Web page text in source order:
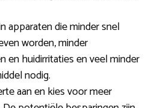
apparaten die minder snel
worden, minder
en huidirritaties en veel minder
nodig.
aan en kies voor meer